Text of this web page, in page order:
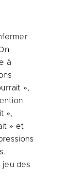
à
»,
»,
» et
jeu des